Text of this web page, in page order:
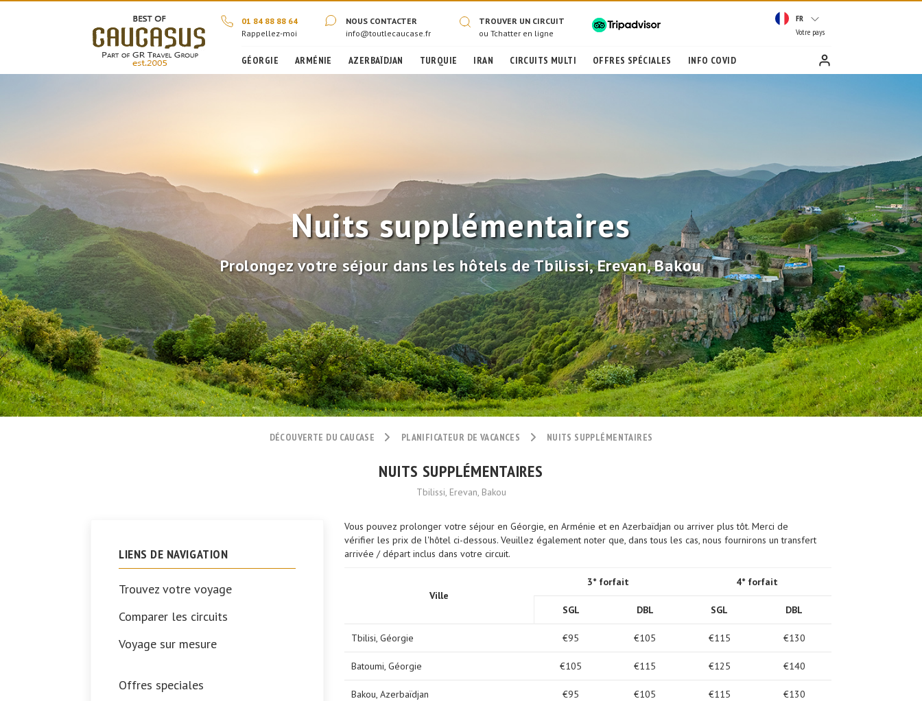
01 84 88 88 64
Rappellez-moi
NOUS CONTACTER
info@toutlecaucase.fr
TROUVER UN CIRCUIT
ou Tchatter en ligne
FR
Votre pays
GÉORGIE ARMÉNIE AZERBAÏDJAN TURQUIE IRAN CIRCUITS MULTI OFFRES SPÉCIALES INFO COVID
Nuits supplémentaires
Prolongez votre séjour dans les hôtels de Tbilissi, Erevan, Bakou
DÉCOUVERTE DU CAUCASE PLANIFICATEUR DE VACANCES NUITS SUPPLÉMENTAIRES
NUITS SUPPLÉMENTAIRES
Tbilissi, Erevan, Bakou
LIENS DE NAVIGATION
Trouvez votre voyage
Comparer les circuits
Voyage sur mesure
Offres speciales
Vous pouvez prolonger votre séjour en Géorgie, en Arménie et en Azerbaïdjan ou arriver plus tôt. Merci de
vérifier les prix de l'hôtel ci-dessous. Veuillez également noter que, dans tous les cas, nous fournirons un transfert
arrivée / départ inclus dans votre circuit.
Ville
3* forfait 4* forfait
SGL DBL SGL DBL
Tbilisi, Géorgie €95 €105 €115 €130
Batoumi, Géorgie €105 €115 €125 €140
Bakou, Azerbaïdjan €95 €105 €115 €130